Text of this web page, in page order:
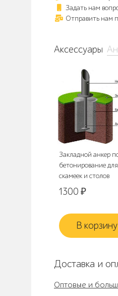
Задать нам
Отправить нам
Аксессуары
Закладной анкер
бетонирование для
скамеек и столов
1300 ₽
В корзину
Доставка и
Оптовые и